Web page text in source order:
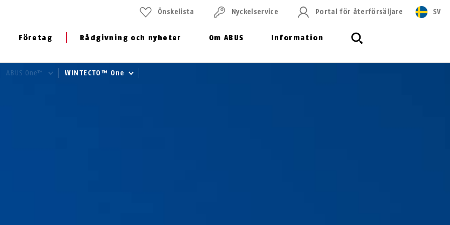
Företag Rådgivning och nyheter Om ABUS Information
Önskelista Nyckelservice Portal för återförsäljare SV
ABUS One™ WINTECTO™ One